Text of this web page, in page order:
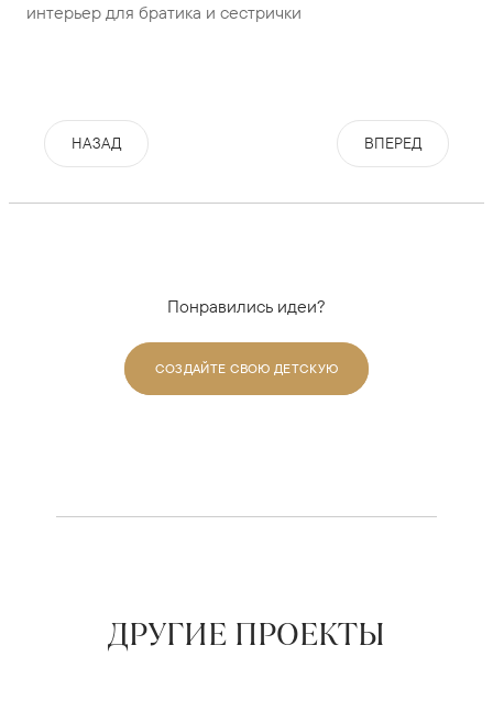
интерьер для братика и сестрички
НАЗАД ВПЕРЕД
Понравились идеи?
СОЗДАЙТЕ СВОЮ ДЕТСКУЮ
ДРУГИЕ ПРОЕКТЫ